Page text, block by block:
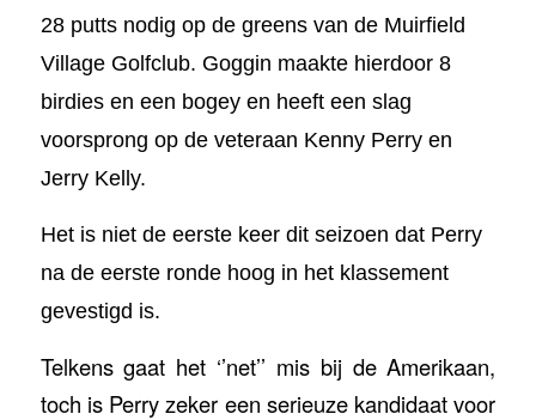
28 putts nodig op de greens van de Muirfield
Village Golfclub. Goggin maakte hierdoor 8
birdies en een bogey en heeft een slag
voorsprong op de veteraan Kenny Perry en
Jerry Kelly.
Het is niet de eerste keer dit seizoen dat Perry
na de eerste ronde hoog in het klassement
gevestigd is.
Telkens gaat het ‘’net’’ mis bij de Amerikaan,
toch is Perry zeker een serieuze kandidaat voor